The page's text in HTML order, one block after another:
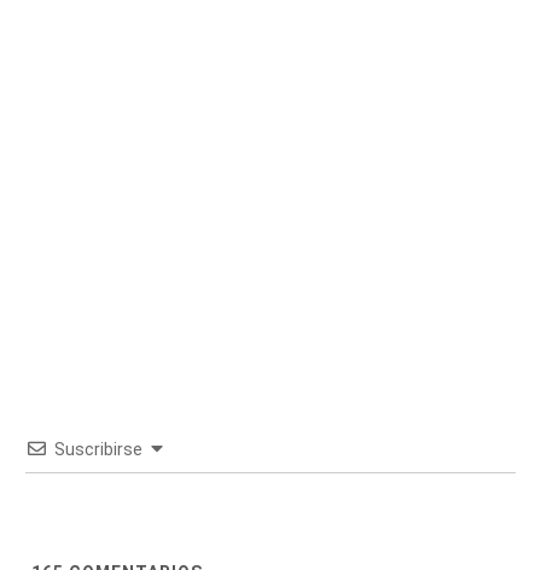
Suscribirse